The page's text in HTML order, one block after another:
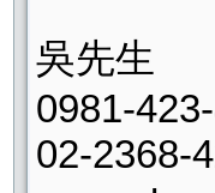
吳先生
0981-
02-2368-